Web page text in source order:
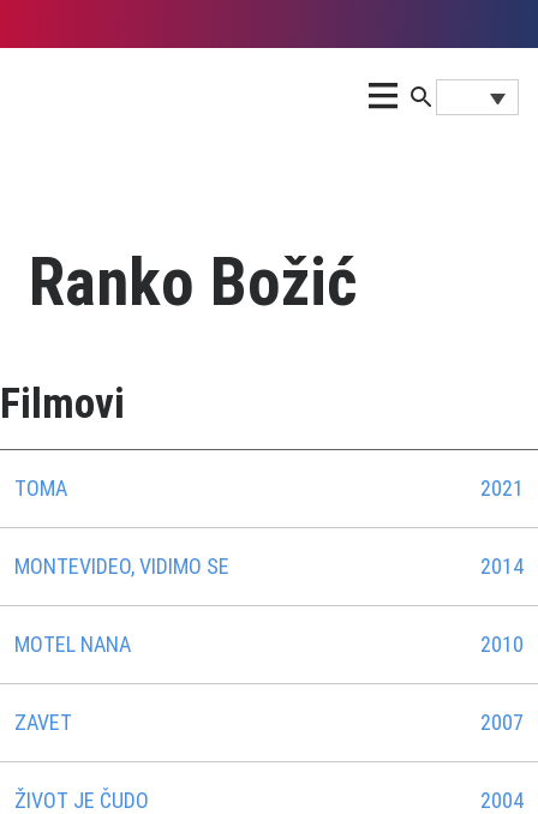
Ranko Božić
Filmovi
TOMA 2021
MONTEVIDEO, VIDIMO SE 2014
MOTEL NANA 2010
ZAVET 2007
ŽIVOT JE ČUDO 2004